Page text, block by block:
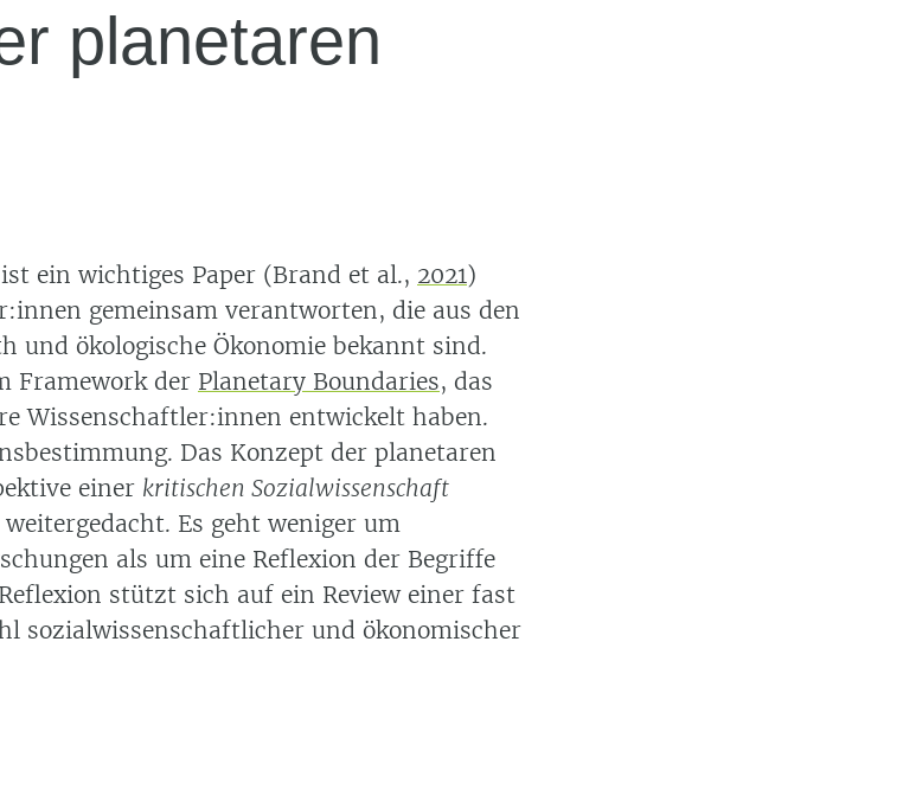
planetaren
ein wichtiges Paper (Brand et al., 2021)
gemeinsam verantworten, die aus den
und ökologische Ökonomie bekannt sind.
Framework der Planetary Boundaries, das
Wissenschaftler:innen entwickelt haben.
Das Konzept der planetaren
einer kritischen Sozialwissenschaft
Es geht weniger um
als um eine Reflexion der Begriffe
stützt sich auf ein Review einer fast
sozialwissenschaftlicher und ökonomischer